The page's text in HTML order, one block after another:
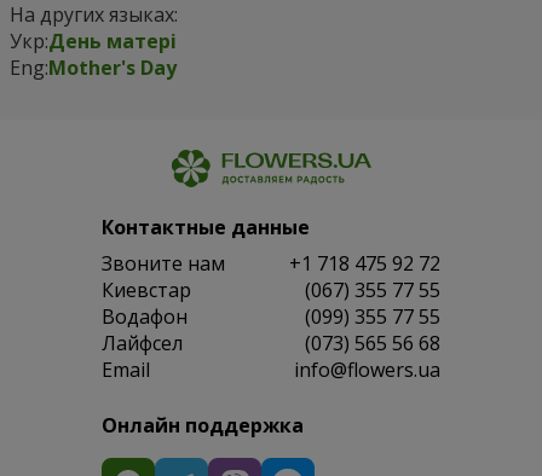
На других языках:
Укр:День матері
Eng:Mother's Day
Контактные данные
Звоните нам
+1 718 475 92 72
Киевстар
(067) 355 77 55
Водафон
(099) 355 77 55
Лайфсел
(073) 565 56 68
Email
info@flowers.ua
Онлайн поддержка